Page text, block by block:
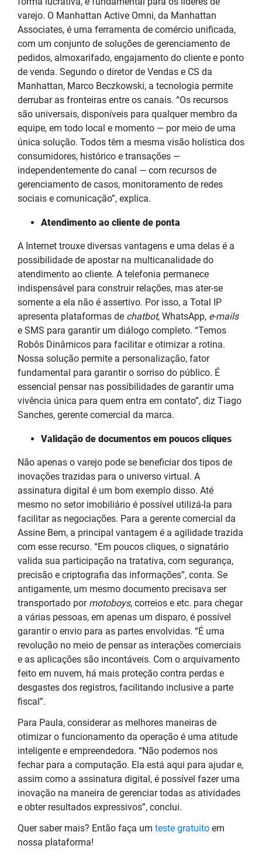
varejo. O Manhattan Active Omni, da Manhattan
Associates, é uma ferramenta de comércio unificada,
com um conjunto de soluções de gerenciamento de
pedidos, almoxarifado, engajamento do cliente e ponto
de venda. Segundo o diretor de Vendas e CS da
Manhattan, Marco Beczkowski, a tecnologia permite
derrubar as fronteiras entre os canais. “Os recursos
são universais, disponíveis para qualquer membro da
equipe, em todo local e momento — por meio de uma
única solução. Todos têm a mesma visão holística dos
consumidores, histórico e transações —
independentemente do canal — com recursos de
gerenciamento de casos, monitoramento de redes
sociais e comunicação”, explica.
Atendimento ao cliente de ponta
A Internet trouxe diversas vantagens e uma delas é a
possibilidade de apostar na multicanalidade do
atendimento ao cliente. A telefonia permanece
indispensável para construir relações, mas ater-se
somente a ela não é assertivo. Por isso, a Total IP
apresenta plataformas de chatbot, WhatsApp, e-mails
e SMS para garantir um diálogo completo. “Temos
Robôs Dinâmicos para facilitar e otimizar a rotina.
Nossa solução permite a personalização, fator
fundamental para garantir o sorriso do público. É
essencial pensar nas possibilidades de garantir uma
vivência única para quem entra em contato”, diz Tiago
Sanches, gerente comercial da marca.
Validação de documentos em poucos cliques
Não apenas o varejo pode se beneficiar dos tipos de
inovações trazidas para o universo virtual. A
assinatura digital é um bom exemplo disso. Até
mesmo no setor imobiliário é possível utilizá-la para
facilitar as negociações. Para a gerente comercial da
Assine Bem, a principal vantagem é a agilidade trazida
com esse recurso. “Em poucos cliques, o signatário
valida sua participação na tratativa, com segurança,
precisão e criptografia das informações”, conta. Se
antigamente, um mesmo documento precisava ser
transportado por motoboys, correios e etc. para chegar
a várias pessoas, em apenas um disparo, é possível
garantir o envio para as partes envolvidas. “É uma
revolução no meio de pensar as interações comerciais
e as aplicações são incontáveis. Com o arquivamento
feito em nuvem, há mais proteção contra perdas e
desgastes dos registros, facilitando inclusive a parte
fiscal”.
Para Paula, considerar as melhores maneiras de
otimizar o funcionamento da operação é uma atitude
inteligente e empreendedora. “Não podemos nos
fechar para a computação. Ela está aqui para ajudar e,
assim como a assinatura digital, é possível fazer uma
inovação na maneira de gerenciar todas as atividades
e obter resultados expressivos”, conclui.
Quer saber mais? Então faça um teste gratuito em
nossa plataforma!